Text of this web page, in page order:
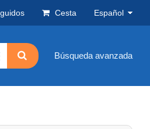
Cesta Español
Búsqueda avanzada